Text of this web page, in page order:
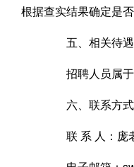
根据查实结果确定是否
五、相关待遇
招聘人员属于
六、联系方式
联 系 人：庞